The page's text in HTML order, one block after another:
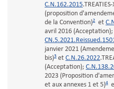
C.N.162.2015
(proposition
de la Convention)2 et
avril 2016 (Acceptation);
janvier 2021
bis)3 et C.N.26.2022
(Acceptation);
2023 (Proposition
et aux annexes 1 et 5)4